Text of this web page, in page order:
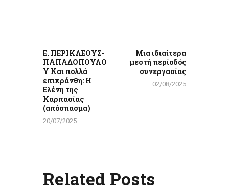
Ε. ΠΕΡΙΚΛΕΟΥΣ-
ΠΑΠΑΔΟΠΟΥΛΟ
Υ Και πολλά
επικράνθη: Η
Ελένη της
Καρπασίας
(απόσπασμα)
20/07/2025
Μια ιδιαίτερα
μεστή περίοδός
συνεργασίας
02/08/2025
Related Posts